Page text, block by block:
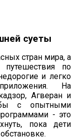
суеты
стран мира, а
по
и легко
На
Агверан и
с опытными
- это
пока дети